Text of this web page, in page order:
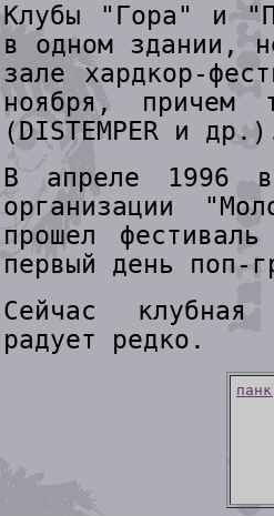
Клубы "Гора" и
в одном здании,
зале хардкор-
ноября, причем
(DISTEMPER и
В апреле 1996
организации
прошел
первый день поп-
Сейчас клубная
радует редко.